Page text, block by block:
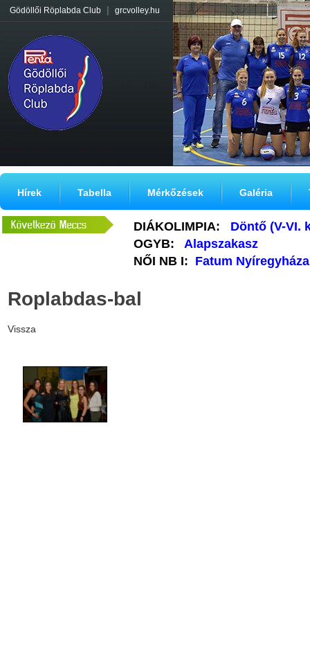
Gödöllői Röplabda Club | grcvolley.hu
Hírek Tabella Mérkőzések Galéria
DIÁKOLIMPIA:
Döntő (V-VI.
OGYB:
Alapszakasz
NŐI NB I: Fatum
Roplabdas-bal
Vissza